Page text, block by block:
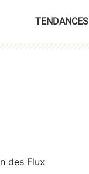
TENDANCES
des Flux